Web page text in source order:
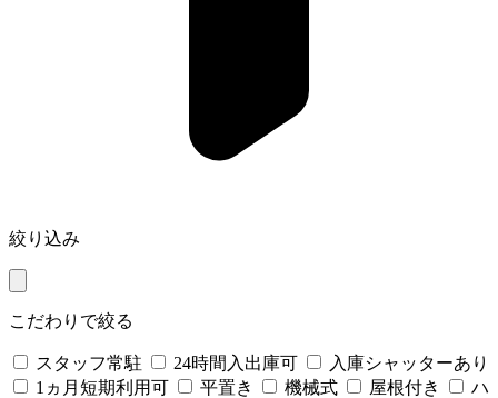
絞り込み
こだわりで絞る
スタッフ常駐 24時間入出庫可
入庫シャッターあり
1ヵ月短期利用可
平置き 機械式 屋根付き
ハ